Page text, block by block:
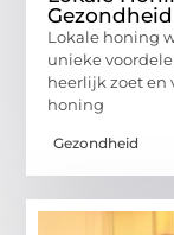
Lokale honing
unieke
heerlijk zoet en
honing
Gezondheid